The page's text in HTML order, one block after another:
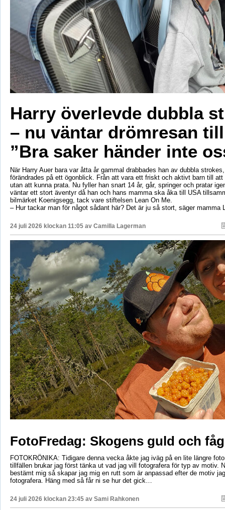
Harry överlevde dubbla
– nu väntar drömresan
”Bra saker händer inte
När Harry Auer bara var åtta år gammal drabbades han av dubbla
förändrades på ett ögonblick. Från att vara ett friskt och aktivt barn till
utan att kunna prata. Nu fyller han snart 14 år, går, springer och pratar
väntar ett stort äventyr då han och hans mamma ska åka till USA
bilmärket Koenigsegg, tack vare stiftelsen Lean On Me.
– Hur tackar man för något sådant här? Det är ju så stort, säger mamma
24 juli 2026 klockan 11:05 av Camilla Lagerman
FotoFredag: Skogens guld och
FOTOKRÖNIKA: Tidigare denna vecka åkte jag iväg på en lite längre
tillfällen brukar jag först tänka ut vad jag vill fotografera för typ av motiv.
bestämt mig så skapar jag mig en rutt som är anpassad efter de motiv
fotografera. Häng med så får ni se hur det gick…
24 juli 2026 klockan 23:45 av Sami Rahkonen